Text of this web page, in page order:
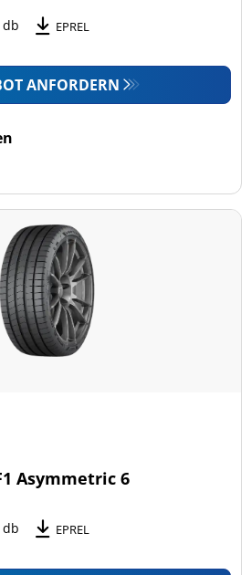
db EPREL
ANFORDERN
Asymmetric 6
db EPREL